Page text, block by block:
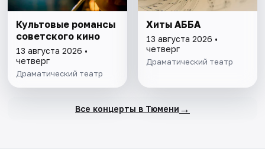
Культовые романсы
советского кино
13 августа 2026 •
четверг
Драматический театр
Хиты АББА
13 августа 2026 •
четверг
Драматический театр
Все концерты в Тюмени →